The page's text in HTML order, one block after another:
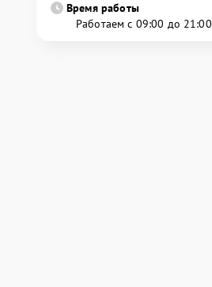
Время работы
Работаем с 09:00 до 21:00